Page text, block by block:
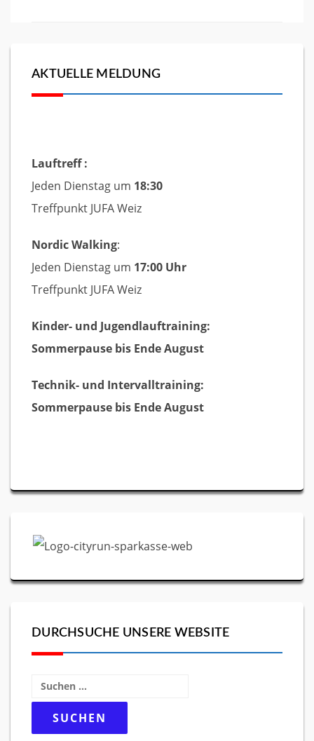
AKTUELLE MELDUNG
Lauftreff :
Jeden Dienstag um 18:30
Treffpunkt JUFA Weiz
Nordic Walking:
Jeden Dienstag um 17:00 Uhr
Treffpunkt JUFA Weiz
Kinder- und Jugendlauftraining:
Sommerpause bis Ende August
Technik- und Intervalltraining:
Sommerpause bis Ende August
DURCHSUCHE UNSERE WEBSITE
Suchen
nach: